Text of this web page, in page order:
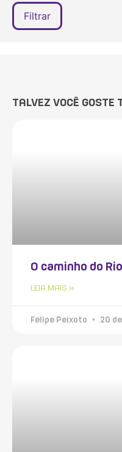
TALVEZ VOCÊ GOSTE
O caminho do
LEIA MAIS »
Felipe Peixoto 20